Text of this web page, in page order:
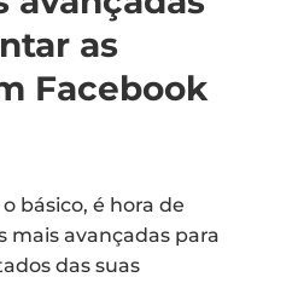
as
Facebook
básico, é hora de
mais avançadas para
das suas